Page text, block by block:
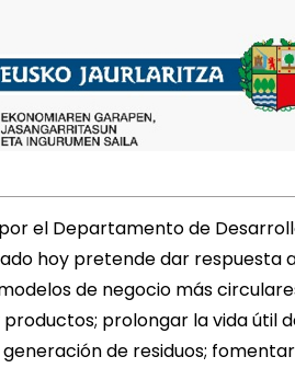
el Departamento de
hoy pretende dar respuesta
de negocio más
prolongar la vida útil
de residuos;